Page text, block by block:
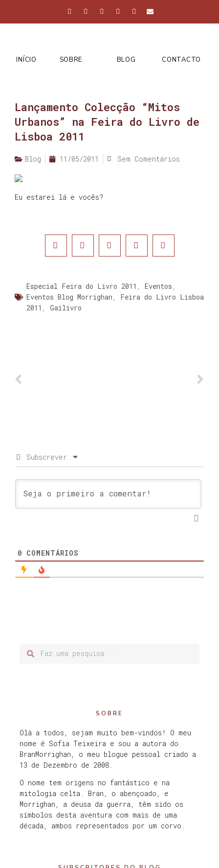
INÍCIO SOBRE BLOG CONTACTO
Lançamento Colecção “Mitos
Urbanos” na Feira do Livro de
Lisboa 2011
Blog 11/05/2011 Sem Comentários
Eu estarei lá e vocês?
Especial Feira do Livro 2011 Eventos
Eventos Blog Morrighan
Feira do Livro Lisboa
2011
Gailivro
Subscrever
0 COMENTÁRIOS
SOBRE
Olá a todos, sejam muito bem-vindos! O meu
nome é Sofia Teixeira e sou a autora do
BranMorrighan, o meu blogue pessoal criado a
13 de Dezembro de 2008.
O nome tem origens no fantástico e na
mitologia celta. Bran, o abençoado, e
Morrighan, a deusa da guerra, têm sido os
símbolos desta aventura com mais de uma
década, ambos representados por um corvo.